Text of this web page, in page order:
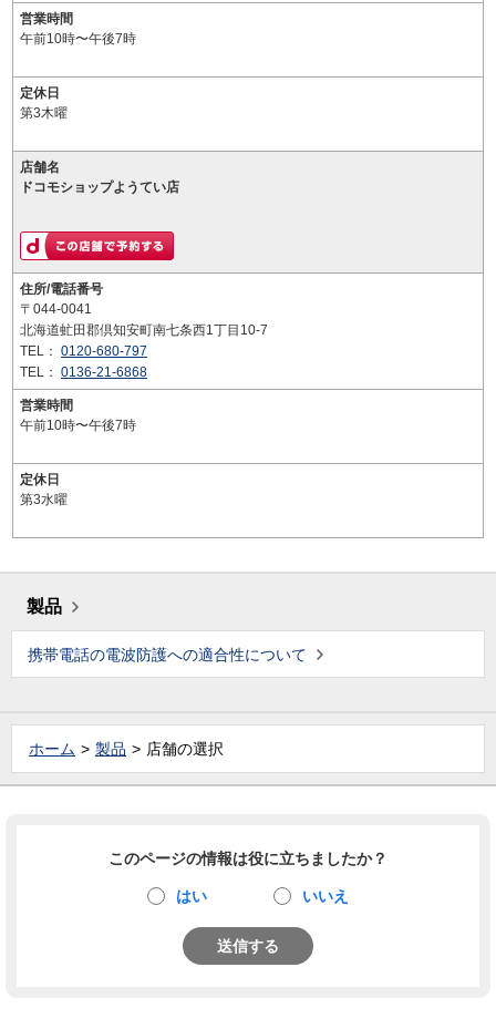
営業時間
午前10時〜午後7時
定休日
第3木曜
店舗名
ドコモショップようてい店
住所/電話番号
〒044-0041
北海道虻田郡倶知安町南七条西1丁目10-7
TEL： 0120-680-797
TEL： 0136-21-6868
営業時間
午前10時〜午後7時
定休日
第3水曜
製品
携帯電話の電波防護への適合性について
ホーム 製品 店舗の選択
このページの情報は役に立ちましたか？
はい いいえ
送信する